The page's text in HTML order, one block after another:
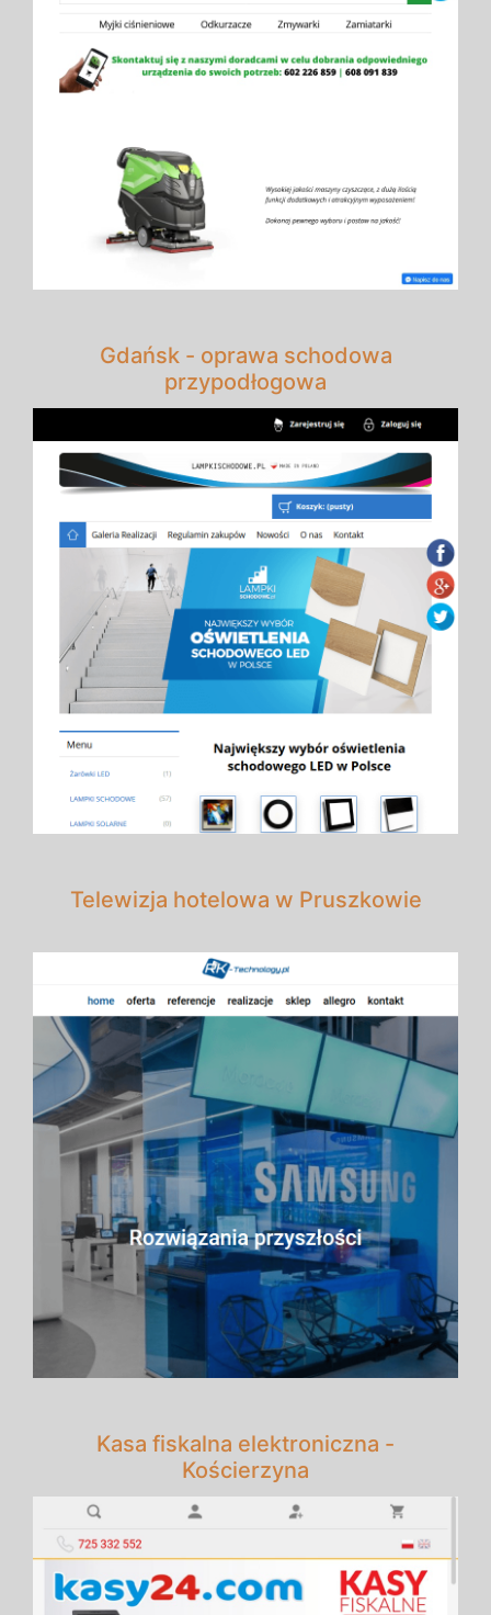
Gdańsk - oprawa schodowa
przypodłogowa
Telewizja hotelowa w Pruszkowie
Kasa fiskalna elektroniczna -
Kościerzyna